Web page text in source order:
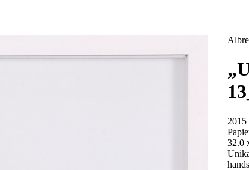
„
2015
32.0